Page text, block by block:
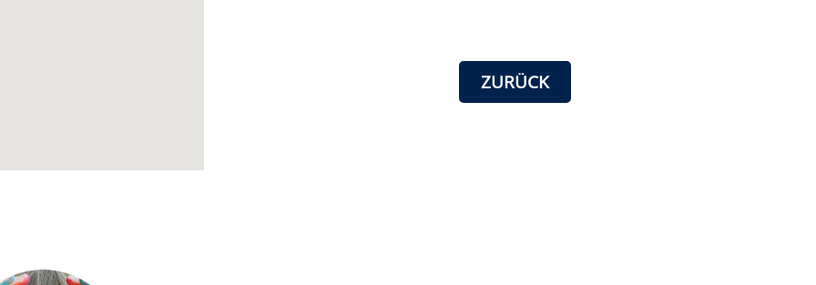
ZURÜCK